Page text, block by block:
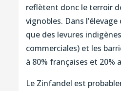
reflètent donc le terroir
vignobles. Dans
que des levures
commerciales) et les
à 80% françaises et 20%
Le Zinfandel est